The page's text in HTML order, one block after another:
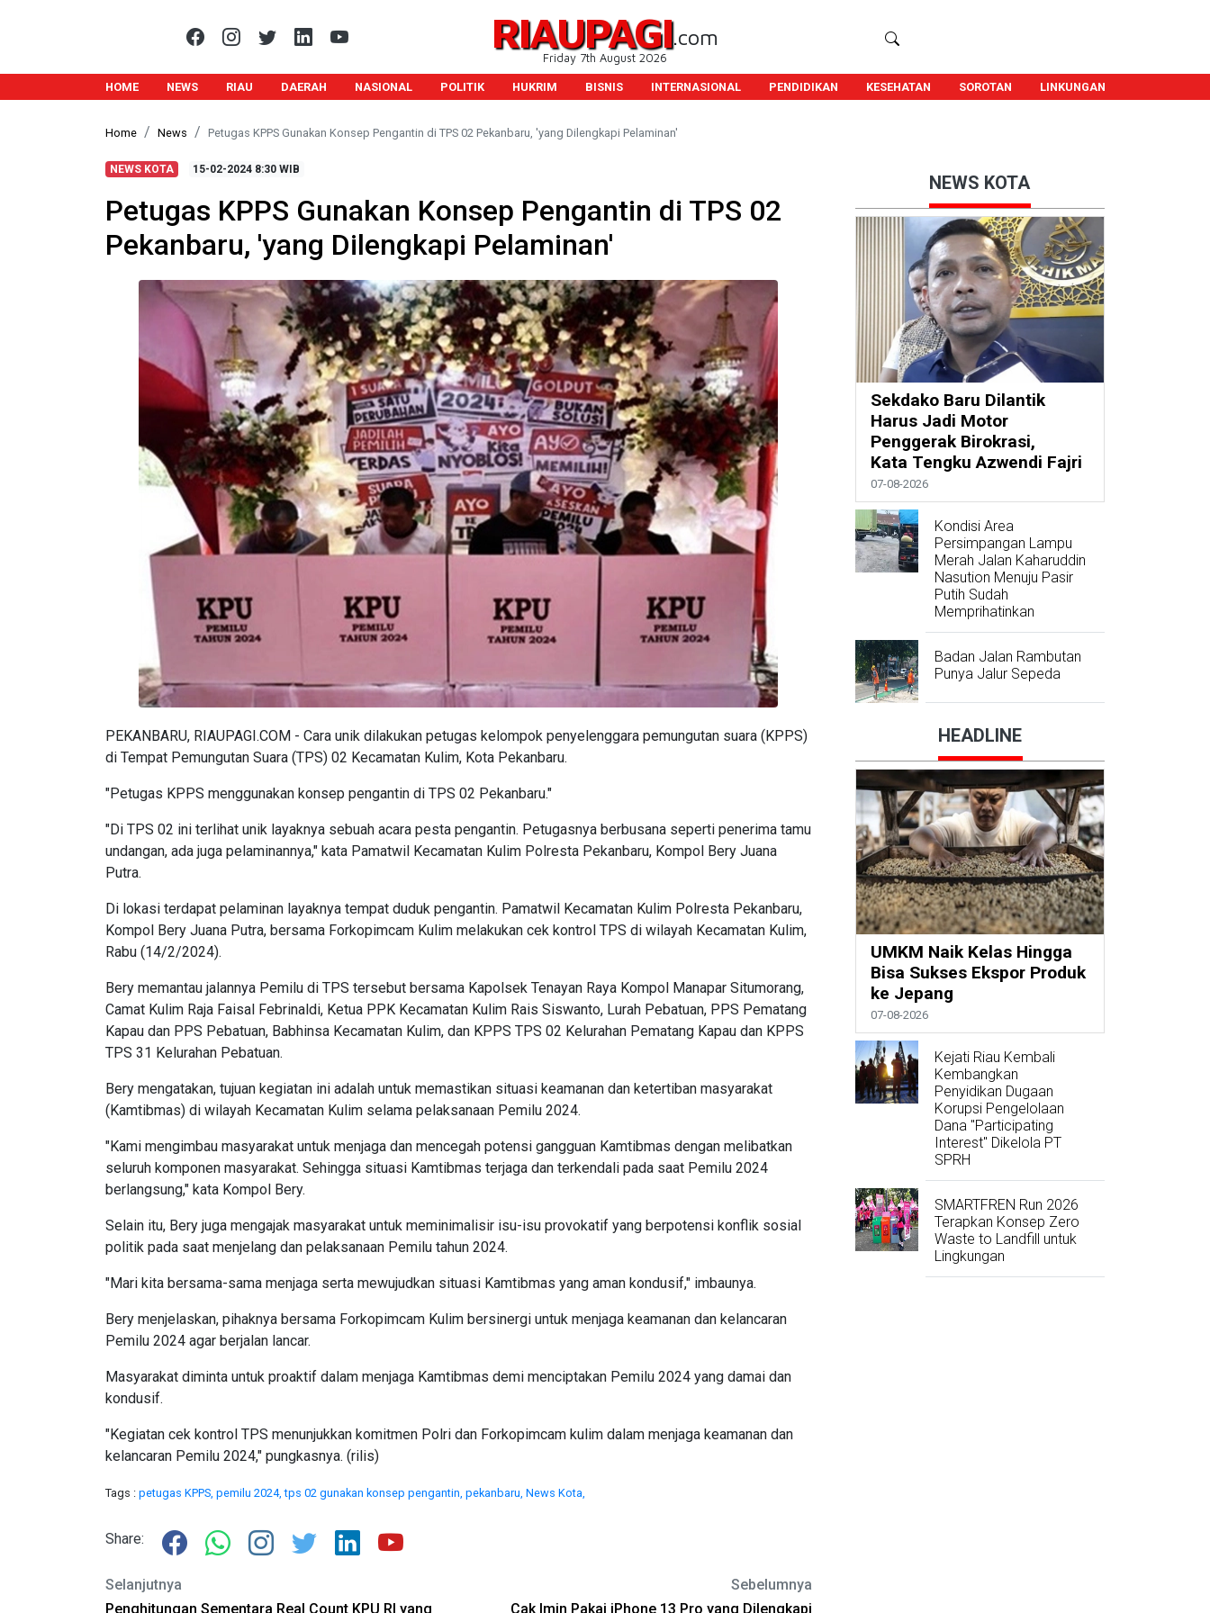
RIAUPAGI.com
Friday 7th August 2026
HOME NEWS RIAU DAERAH NASIONAL POLITIK HUKRIM BISNIS INTERNASIONAL PENDIDIKAN KESEHATAN SOROTAN LINKUNGAN
Home News Petugas KPPS Gunakan Konsep Pengantin di TPS 02 Pekanbaru, 'yang Dilengkapi Pelaminan'
NEWS KOTA 15-02-2024 8:30 WIB
Petugas KPPS Gunakan Konsep Pengantin di TPS 02
Pekanbaru, 'yang Dilengkapi Pelaminan'
PEKANBARU, RIAUPAGI.COM - Cara unik dilakukan petugas kelompok penyelenggara pemungutan suara (KPPS)
di Tempat Pemungutan Suara (TPS) 02 Kecamatan Kulim, Kota Pekanbaru.
"Petugas KPPS menggunakan konsep pengantin di TPS 02 Pekanbaru."
"Di TPS 02 ini terlihat unik layaknya sebuah acara pesta pengantin. Petugasnya berbusana seperti penerima tamu
undangan, ada juga pelaminannya," kata Pamatwil Kecamatan Kulim Polresta Pekanbaru, Kompol Bery Juana
Putra.
Di lokasi terdapat pelaminan layaknya tempat duduk pengantin. Pamatwil Kecamatan Kulim Polresta Pekanbaru,
Kompol Bery Juana Putra, bersama Forkopimcam Kulim melakukan cek kontrol TPS di wilayah Kecamatan Kulim,
Rabu (14/2/2024).
Bery memantau jalannya Pemilu di TPS tersebut bersama Kapolsek Tenayan Raya Kompol Manapar Situmorang,
Camat Kulim Raja Faisal Febrinaldi, Ketua PPK Kecamatan Kulim Rais Siswanto, Lurah Pebatuan, PPS Pematang
Kapau dan PPS Pebatuan, Babhinsa Kecamatan Kulim, dan KPPS TPS 02 Kelurahan Pematang Kapau dan KPPS
TPS 31 Kelurahan Pebatuan.
Bery mengatakan, tujuan kegiatan ini adalah untuk memastikan situasi keamanan dan ketertiban masyarakat
(Kamtibmas) di wilayah Kecamatan Kulim selama pelaksanaan Pemilu 2024.
"Kami mengimbau masyarakat untuk menjaga dan mencegah potensi gangguan Kamtibmas dengan melibatkan
seluruh komponen masyarakat. Sehingga situasi Kamtibmas terjaga dan terkendali pada saat Pemilu 2024
berlangsung," kata Kompol Bery.
Selain itu, Bery juga mengajak masyarakat untuk meminimalisir isu-isu provokatif yang berpotensi konflik sosial
politik pada saat menjelang dan pelaksanaan Pemilu tahun 2024.
"Mari kita bersama-sama menjaga serta mewujudkan situasi Kamtibmas yang aman kondusif," imbaunya.
Bery menjelaskan, pihaknya bersama Forkopimcam Kulim bersinergi untuk menjaga keamanan dan kelancaran
Pemilu 2024 agar berjalan lancar.
Masyarakat diminta untuk proaktif dalam menjaga Kamtibmas demi menciptakan Pemilu 2024 yang damai dan
kondusif.
"Kegiatan cek kontrol TPS menunjukkan komitmen Polri dan Forkopimcam kulim dalam menjaga keamanan dan
kelancaran Pemilu 2024," pungkasnya. (rilis)
Tags : petugas KPPS, pemilu 2024,tps 02 gunakan konsep pengantin, pekanbaru, News Kota,
Share:
Selanjutnya
Penghitungan Sementara Real Count KPU RI yang
Sebelumnya
Cak Imin Pakai iPhone 13 Pro yang Dilengkapi
NEWS KOTA
Sekdako Baru Dilantik
Harus Jadi Motor
Penggerak Birokrasi,
Kata Tengku Azwendi Fajri
07-08-2026
Kondisi Area
Persimpangan Lampu
Merah Jalan Kaharuddin
Nasution Menuju Pasir
Putih Sudah
Memprihatinkan
Badan Jalan Rambutan
Punya Jalur Sepeda
HEADLINE
UMKM Naik Kelas Hingga
Bisa Sukses Ekspor Produk
ke Jepang
07-08-2026
Kejati Riau Kembali
Kembangkan
Penyidikan Dugaan
Korupsi Pengelolaan
Dana "Participating
Interest" Dikelola PT
SPRH
SMARTFREN Run 2026
Terapkan Konsep Zero
Waste to Landfill untuk
Lingkungan